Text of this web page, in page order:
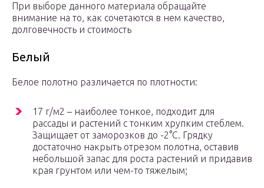
При выборе данного материала обращайте
внимание на то, как сочетаются в нем качество,
долговечность и стоимость
Белый
Белое полотно различается по плотности:
17 г/м2 – наиболее тонкое, подходит для
рассады и растений с тонким хрупким стеблем.
Защищает от заморозков до -2°С. Грядку
достаточно накрыть отрезом полотна, оставив
небольшой запас для роста растений и придавив
края грунтом или чем-то тяжелым;